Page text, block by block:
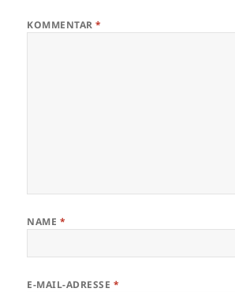
KOMMENTAR*
NAME *
E-MAIL-ADRESSE *